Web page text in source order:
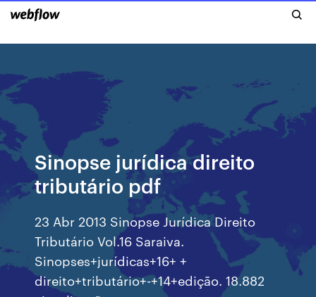
Sinopse jurídica direito
tributário pdf
23 Abr 2013 Sinopse Jurídica Direito
Tributário Vol.16 Saraiva.
Sinopses+jurídicas+16+ +
direito+tributário+-+14+edição. 18.882